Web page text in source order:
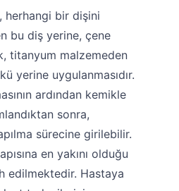
herhangi bir dişini
bu diş yerine, çene
titanyum malzemeden
yerine uygulanmasıdır.
ardından kemikle
sonra,
sürecine girilebilir.
en yakını olduğu
edilmektedir. Hastaya